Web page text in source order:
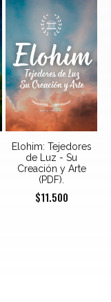
Elohim: Tejedores
de Luz - Su
Creación y Arte
(PDF).
$11.500